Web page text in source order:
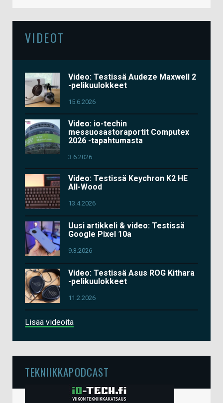
VIDEOT
Video: Testissä Audeze Maxwell 2
-pelikuulokkeet
15.6.2026
Video: io-techin
messuosastoraportit Computex
2026 -tapahtumasta
3.6.2026
Video: Testissä Keychron K2 HE
All-Wood
13.4.2026
Uusi artikkeli & video: Testissä
Google Pixel 10a
9.3.2026
Video: Testissä Asus ROG Kithara
-pelikuulokkeet
11.2.2026
Lisää videoita
TEKNIIKKAPODCAST